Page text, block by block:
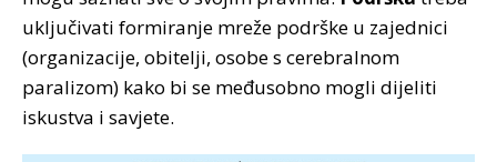
uključivati formiranje mreže podrške u zajednici
(organizacije, obitelji, osobe s cerebralnom
paralizom) kako bi se međusobno mogli dijeliti
iskustva i savjete.